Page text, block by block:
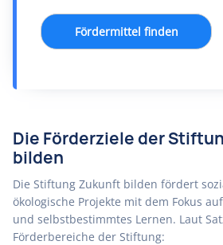
Fördermittel finden
Die Förderziele der
bilden
Die Stiftung Zukunft bilden fördert
ökologische Projekte mit dem Fokus
und selbstbestimmtes Lernen. Laut
Förderbereiche der Stiftung: